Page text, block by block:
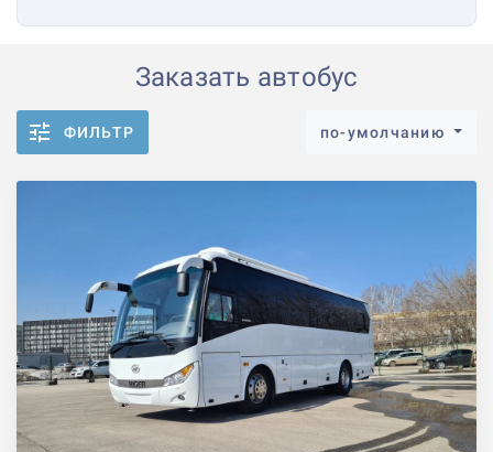
Заказать автобус
ФИЛЬТР по-умолчанию